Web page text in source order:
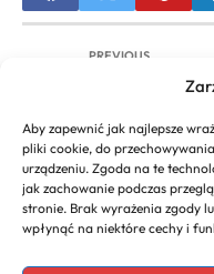
Aby zapewnić jak najlepsze
pliki cookie, do
urządzeniu. Zgoda na te
jak zachowanie podczas
stronie. Brak wyrażenia zgody
wpłynąć na niektóre cechy i
PREVIOUS
Mielecka